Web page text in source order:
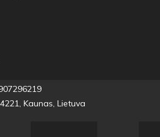
, Kaunas, Lietuva